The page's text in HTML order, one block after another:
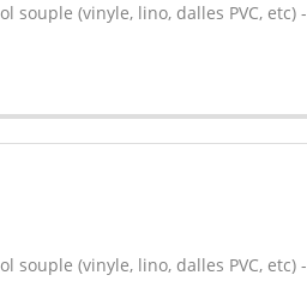
souple (vinyle, lino, dalles PVC, etc) -
souple (vinyle, lino, dalles PVC, etc) -